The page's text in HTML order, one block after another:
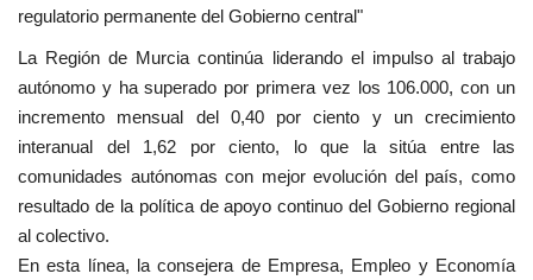
regulatorio permanente del Gobierno central"
La Región de Murcia continúa liderando el impulso al trabajo
autónomo y ha superado por primera vez los 106.000, con un
incremento mensual del 0,40 por ciento y un crecimiento
interanual del 1,62 por ciento, lo que la sitúa entre las
comunidades autónomas con mejor evolución del país, como
resultado de la política de apoyo continuo del Gobierno regional
al colectivo.
En esta línea, la consejera de Empresa, Empleo y Economía